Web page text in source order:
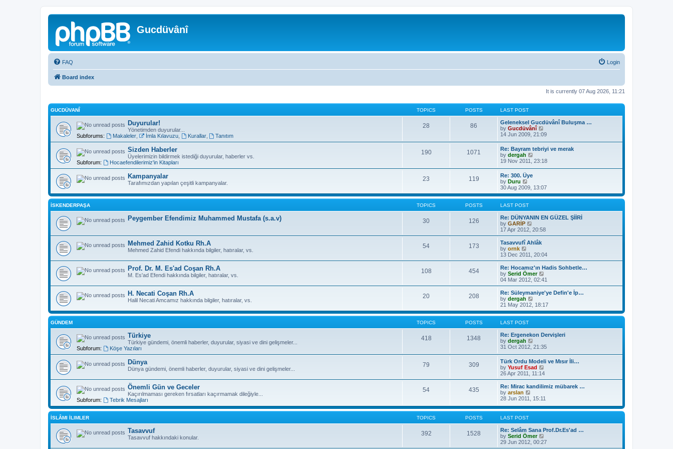
Gucdüvânî
FAQ Login
Board index
It is currently 07 Aug 2026, 11:21
GUCDÜVANÎ TOPICS POSTS LAST POST
Duyurular!
Yönetimden duyurular...
Subforums:
Makaleler, İmla Kılavuzu, Kurallar, Tanıtım
28 86
Geleneksel Gucdüvânî Buluşma …
by Gucdüvânî
i
w
t
h
e
l
e
s
t
o
s
14 Jun 2009, 21:09
Sizden Haberler
Üyelerimizin bildirmek istediği duyurular, haberler vs.
Subforum:
Hocaefendilerimiz'in Kitapları
190 1071
Re: Bayram tebriyi ve merak
by dergah
i
h
e
l
e
s
t
p
o
s
19 Nov 2011, 23:18
Kampanyalar
Tarafımızdan yapılan çeşitli kampanyalar.
23 119
Re: 300. Üye
by Duru
i
e
w
t
h
e
l
a
t
e
t
s
t
30 Aug 2009, 13:07
İSKENDERPAŞA TOPICS POSTS LAST POST
Peygember Efendimiz Muhammed Mustafa (s.a.v) 30 126
Re: DÜNYANIN EN GÜZEL ŞİİRİ
by GARİP
i
e
w
h
a
t
e
t
p
o
s
17 Apr 2012, 20:58
Mehmed Zahid Kotku Rh.A
Mehmed Zahid Efendi hakkında bilgiler, hatıralar, vs.
54 173
Tasavvufî Ahlâk
by ornk
i
e
w
t
h
a
t
e
s
t
p
o
s
t
13 Dec 2011, 20:04
Prof. Dr. M. Es'ad Coşan Rh.A
M. Es'ad Efendi hakkında bilgiler, hatıralar, vs.
108 454
Re: Hocamız'ın Hadis Sohbetle…
by Serid Ömer
i
e
w
t
h
l
t
e
t
o
s
04 Mar 2012, 02:41
H. Necati Coşan Rh.A
Halil Necati Amcamız hakkında bilgiler, hatıralar, vs.
20 208
Re: Süleymaniye'ye Defin'e İp…
by dergah
e
w
h
e
a
s
t
p
o
s
21 May 2012, 18:17
GÜNDEM TOPICS POSTS LAST POST
Türkiye
Türkiye gündemi, önemli haberler, duyurular, siyasi ve dini gelişmeler...
Subforum:
Köşe Yazıları
418 1348
Re: Ergenekon Dervişleri
by dergah
i
t
h
e
l
a
e
s
t
o
s
t
31 Oct 2012, 21:35
Dünya
Dünya gündemi, önemli haberler, duyurular, siyasi ve dini gelişmeler...
79 309
Türk Ordu Modeli ve Mısır İli…
by Yusuf Esad
i
e
w
h
l
e
s
t
p
26 Apr 2011, 11:14
Önemli Gün ve Geceler
Kaçırılmaması gereken fırsatları kaçırmamak dileğiyle...
Subforum:
Tebrik Mesajları
54 435
Re: Mirac kandilimiz mübarek …
by arslan
w
e
l
a
t
28 Jun 2011, 15:11
İSLÂMI İLIMLER TOPICS POSTS LAST POST
Tasavvuf
Tasavvuf hakkındaki konular.
392 1528
Re: Selâm Sana Prof.Dr.Es'ad …
by Serid Ömer
i
e
29 Jun 2012, 00:27